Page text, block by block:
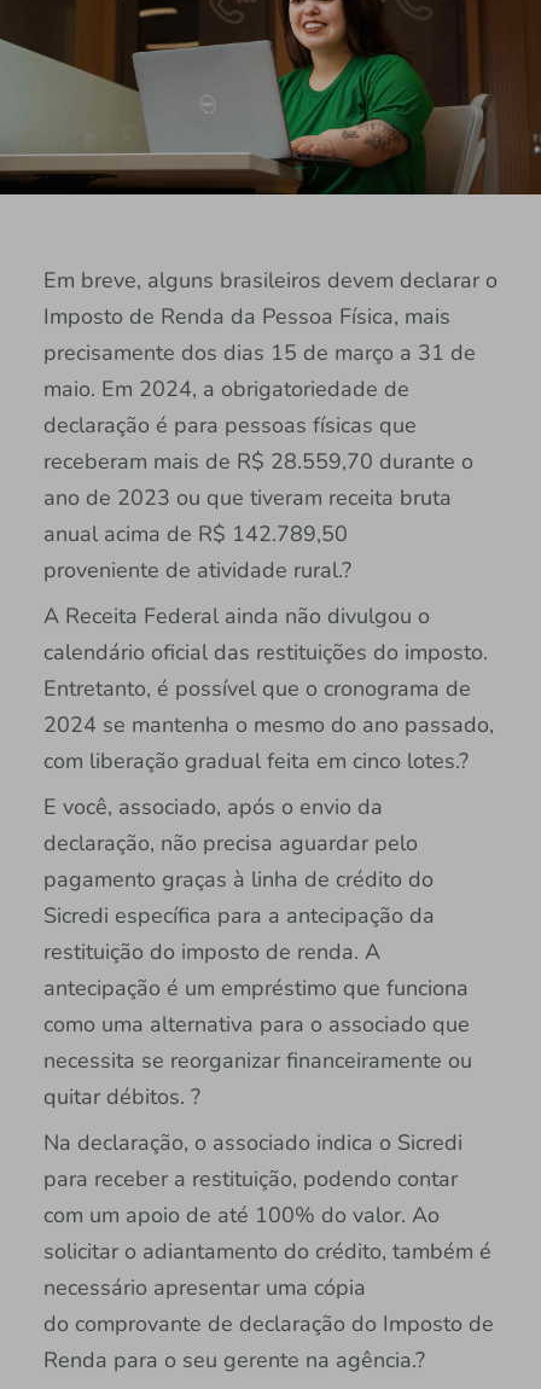
Em breve, alguns brasileiros devem declarar o
Imposto de Renda da Pessoa Física, mais
precisamente dos dias 15 de março a 31 de
maio. Em 2024, a obrigatoriedade de
declaração é para pessoas físicas que
receberam mais de R$ 28.559,70 durante o
ano de 2023 ou que tiveram receita bruta
anual acima de R$ 142.789,50
proveniente de atividade rural.?
A Receita Federal ainda não divulgou o
calendário oficial das restituições do imposto.
Entretanto, é possível que o cronograma de
2024 se mantenha o mesmo do ano passado,
com liberação gradual feita em cinco lotes.?
E você, associado, após o envio da
declaração, não precisa aguardar pelo
pagamento graças à linha de crédito do
Sicredi específica para a antecipação da
restituição do imposto de renda. A
antecipação é um empréstimo que funciona
como uma alternativa para o associado que
necessita se reorganizar financeiramente ou
quitar débitos. ?
Na declaração, o associado indica o Sicredi
para receber a restituição, podendo contar
com um apoio de até 100% do valor. Ao
solicitar o adiantamento do crédito, também é
necessário apresentar uma cópia
do comprovante de declaração do Imposto de
Renda para o seu gerente na agência.?